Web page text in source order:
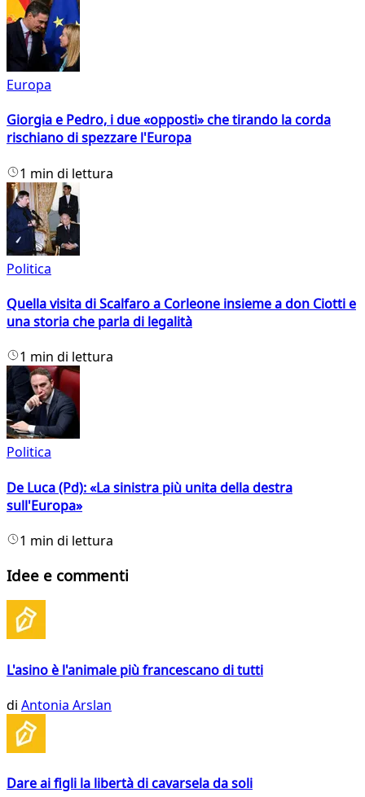
Europa
Giorgia e Pedro, i due «opposti» che tirando la corda
rischiano di spezzare l'Europa
1 min di lettura
Politica
Quella visita di Scalfaro a Corleone insieme a don Ciotti e
una storia che parla di legalità
1 min di lettura
Politica
De Luca (Pd): «La sinistra più unita della destra
sull'Europa»
1 min di lettura
Idee e commenti
L'asino è l'animale più francescano di tutti
di Antonia Arslan
Dare ai figli la libertà di cavarsela da soli